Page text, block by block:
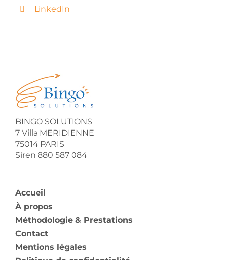
LinkedIn
BINGO SOLUTIONS
7 Villa MERIDIENNE
75014 PARIS
Siren 880 587 084
Accueil
À propos
Méthodologie & Prestations
Contact
Mentions légales